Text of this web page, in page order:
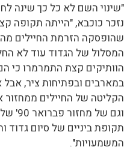
"שינוי השם לא כל כך שינה
נזכר כוכבא, "הייתה תקופה
שהופסקה הזרמת החיילים
המסלול של הגדוד עוד לא
הוותיקים קצת התמרמרו כי
במארבים ובפתיחות ציר,
וגם
תקופת ביניים של סיום
המשמעויות".